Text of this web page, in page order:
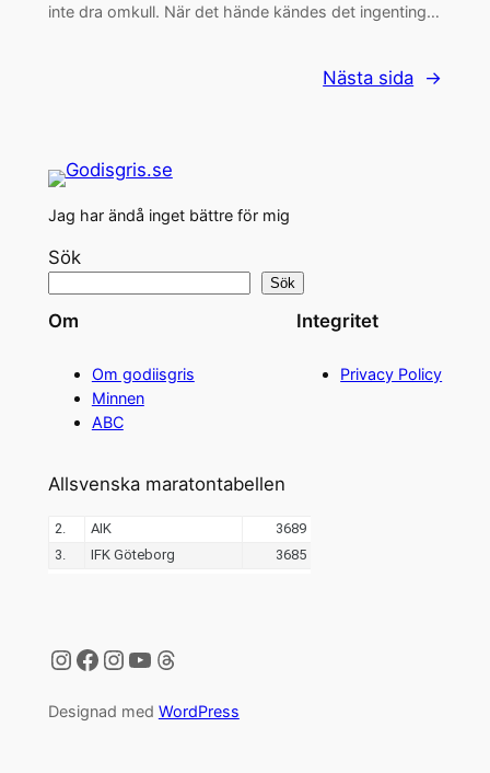
inte dra omkull. När det hände kändes det ingenting…
Nästa sida →
Jag har ändå inget bättre för mig
Sök
Sök
Om
Om godiisgris
Minnen
ABC
Integritet
Privacy Policy
Allsvenska maratontabellen
Instagram
Facebook
Instagram
YouTube
Threads
Designad med WordPress